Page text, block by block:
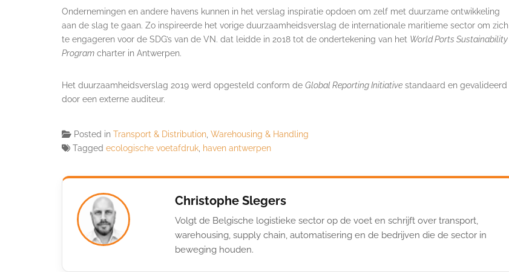
Ondernemingen en andere havens kunnen in het verslag inspiratie opdoen om zelf met duurzame ontwikkeling
aan de slag te gaan. Zo inspireerde het vorige duurzaamheidsverslag de internationale maritieme sector om zich
te engageren voor de SDG’s van de VN. dat leidde in 2018 tot de ondertekening van het World Ports Sustainability
Program charter in Antwerpen.
Het duurzaamheidsverslag 2019 werd opgesteld conform de Global Reporting Initiative standaard en gevalideerd
door een externe auditeur.
Posted in Transport & Distribution Warehousing & Handling
Tagged ecologische voetafdruk haven antwerpen
Christophe Slegers
Volgt de Belgische logistieke sector op de voet en schrijft over transport,
warehousing, supply chain, automatisering en de bedrijven die de sector in
beweging houden.